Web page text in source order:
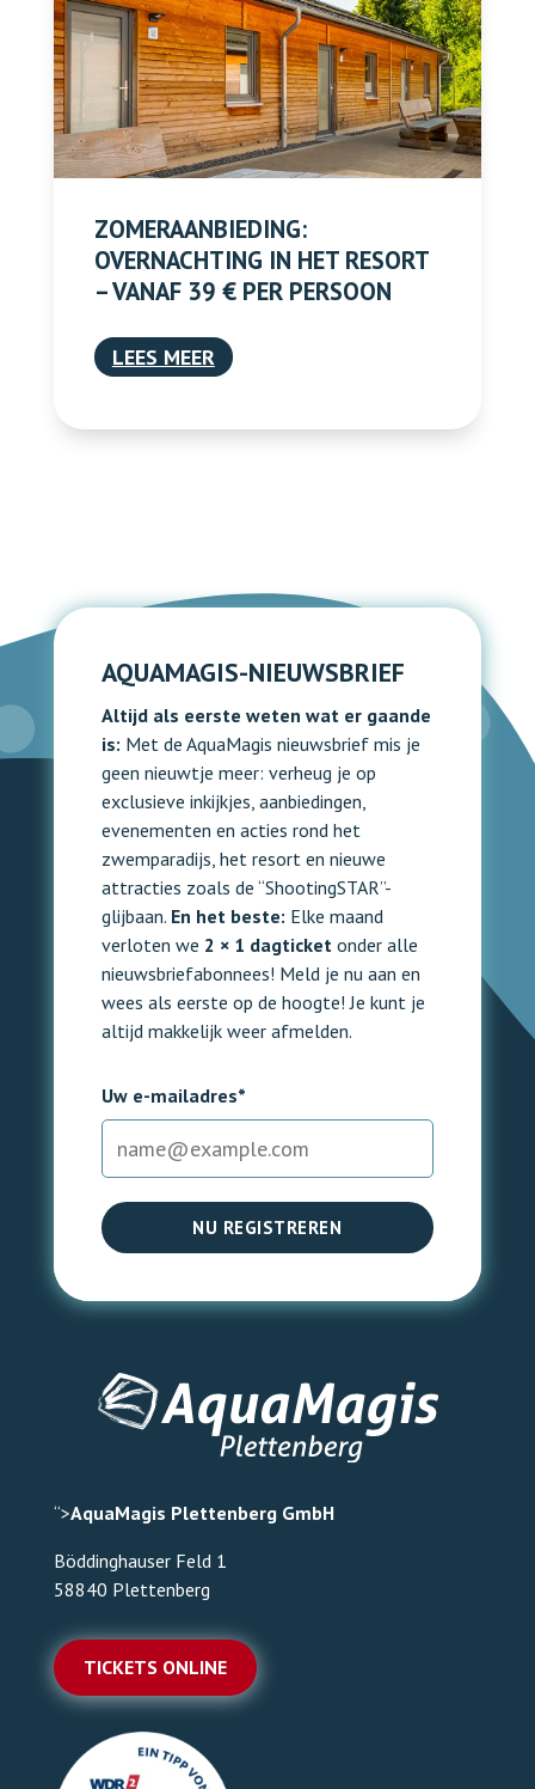
ZOMERAANBIEDING:
OVERNACHTING IN HET RESORT
– VANAF 39 € PER PERSOON
LEES MEER
AQUAMAGIS-NIEUWSBRIEF
Altijd als eerste weten wat er gaande
is: Met de AquaMagis nieuwsbrief mis je
geen nieuwtje meer: verheug je op
exclusieve inkijkjes, aanbiedingen,
evenementen en acties rond het
zwemparadijs, het resort en nieuwe
attracties zoals de “ShootingSTAR”-
glijbaan. En het beste: Elke maand
verloten we 2 × 1 dagticket onder alle
nieuwsbriefabonnees! Meld je nu aan en
wees als eerste op de hoogte! Je kunt je
altijd makkelijk weer afmelden.
Uw e-mailadres*
NU REGISTREREN
“>AquaMagis Plettenberg GmbH
Böddinghauser Feld 1
58840 Plettenberg
TICKETS ONLINE